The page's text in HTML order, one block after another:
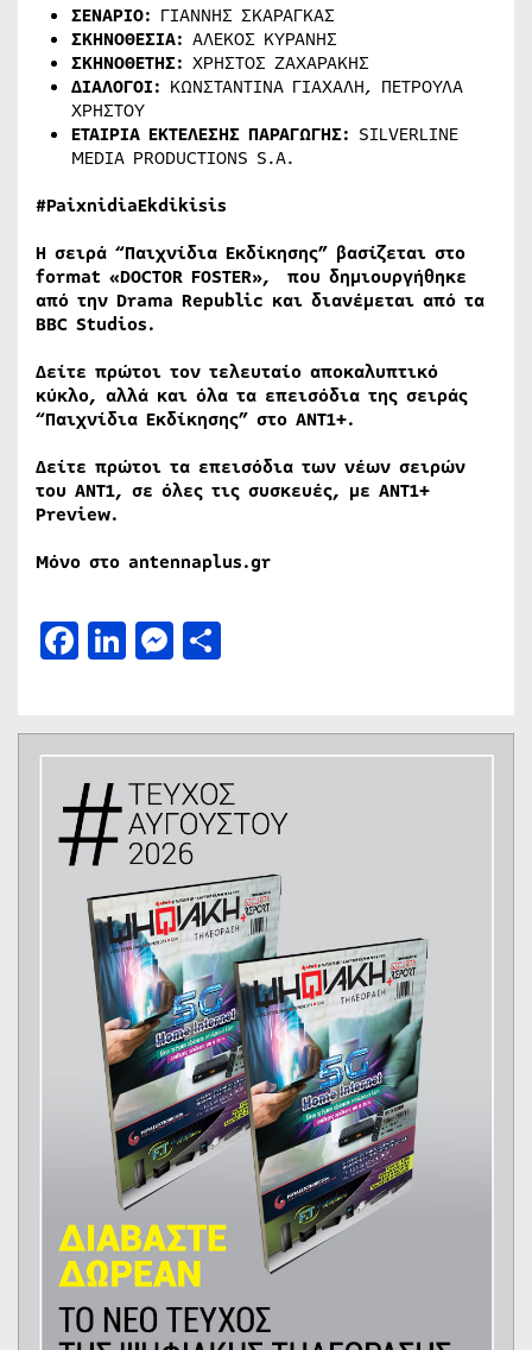
ΣΕΝΑΡΙΟ: ΓΙΑΝΝΗΣ ΣΚΑΡΑΓΚΑΣ
ΣΚΗΝΟΘΕΣΙΑ: ΑΛΕΚΟΣ ΚΥΡΑΝΗΣ
ΣΚΗΝΟΘΕΤΗΣ: ΧΡΗΣΤΟΣ ΖΑΧΑΡΑΚΗΣ
ΔΙΑΛΟΓΟΙ: ΚΩΝΣΤΑΝΤΙΝΑ ΓΙΑΧΑΛΗ, ΠΕΤΡΟΥΛΑ
ΧΡΗΣΤΟΥ
ΕΤΑΙΡΙΑ ΕΚΤΕΛΕΣΗΣ ΠΑΡΑΓΩΓΗΣ: SILVERLINE
MEDIA PRODUCTIONS S.A.
#PaixnidiaEkdikisis
H σειρά “Παιχνίδια Εκδίκησης” βασίζεται στο
format «DOCTOR FOSTER», που δημιουργήθηκε
από την Drama Republic και διανέμεται από τα
BBC Studios.
Δείτε πρώτοι τον τελευταίο αποκαλυπτικό
κύκλο, αλλά και όλα τα επεισόδια της σειράς
“Παιχνίδια Εκδίκησης” στο ANT1+.
Δείτε πρώτοι τα επεισόδια των νέων σειρών
του ΑΝΤ1, σε όλες τις συσκευές, με ANT1+
Preview.
Μόνο στο antennaplus.gr
Facebook
LinkedIn
Messenger